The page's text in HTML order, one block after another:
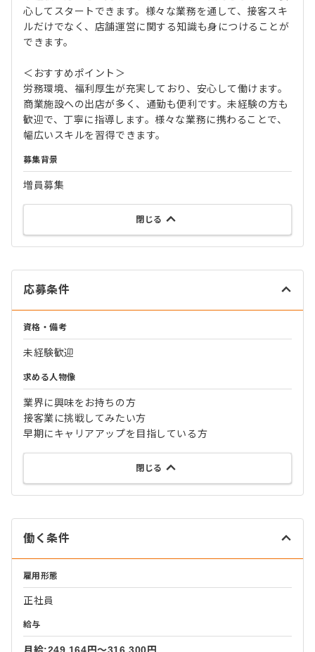
心してスタートできます。様々な業務を通して、接客スキ
ルだけでなく、店舗運営に関する知識も身につけることが
できます。
＜おすすめポイント＞
労務環境、福利厚生が充実しており、安心して働けます。
商業施設への出店が多く、通勤も便利です。未経験の方も
歓迎で、丁寧に指導します。様々な業務に携わることで、
幅広いスキルを習得できます。
募集背景
増員募集
閉じる
応募条件
資格・備考
未経験歓迎
求める人物像
業界に興味をお持ちの方
接客業に挑戦してみたい方
早期にキャリアアップを目指している方
閉じる
働く条件
雇用形態
正社員
給与